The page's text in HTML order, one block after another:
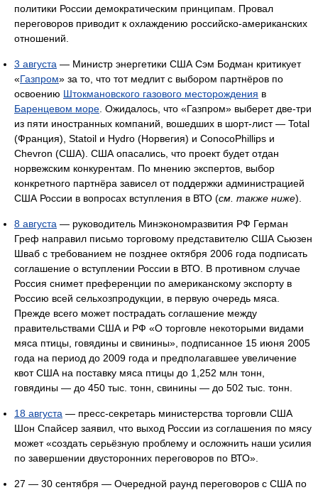
политики России демократическим принципам. Провал
переговоров приводит к охлаждению российско-американских
отношений.
3 августа — Министр энергетики США Сэм Бодман критикует
«Газпром» за то, что тот медлит с выбором партнёров по
освоению Штокмановского газового месторождения в
Баренцевом море . Ожидалось, что «Газпром» выберет две-три
из пяти иностранных компаний, вошедших в шорт-лист — Total
(Франция), Statoil и Hydro (Норвегия) и ConocoPhillips и
Chevron (США). США опасались, что проект будет отдан
норвежским конкурентам. По мнению экспертов, выбор
конкретного партнёра зависел от поддержки администрацией
США России в вопросах вступления в ВТО (см. также ниже).
8 августа — руководитель Минэкономразвития РФ Герман
Греф направил письмо торговому представителю США Сьюзен
Шваб с требованием не позднее октября 2006 года подписать
соглашение о вступлении России в ВТО. В противном случае
Россия снимет преференции по американскому экспорту в
Россию всей сельхозпродукции, в первую очередь мяса.
Прежде всего может пострадать соглашение между
правительствами США и РФ «О торговле некоторыми видами
мяса птицы, говядины и свинины», подписанное 15 июня 2005
года на период до 2009 года и предполагавшее увеличение
квот США на поставку мяса птицы до 1,252 млн тонн,
говядины — до 450 тыс. тонн, свинины — до 502 тыс. тонн.
18 августа — пресс-секретарь министерства торговли США
Шон Спайсер заявил, что выход России из соглашения по мясу
может «создать серьёзную проблему и осложнить наши усилия
по завершении двусторонних переговоров по ВТО».
27 — 30 сентября — Очередной раунд переговоров с США по